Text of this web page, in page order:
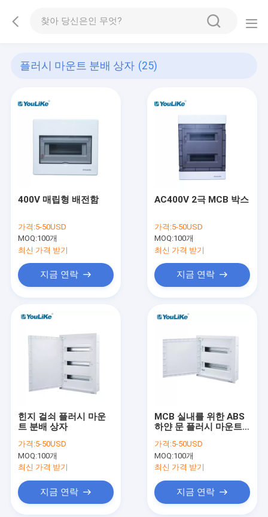
플러시 마운트 분배 상자 (25)
400V 매립형 배전함
가격:5-50USD
MOQ:100개
최신 가격 받기
지금 연락
AC400V 2극 MCB 박스
가격:5-50USD
MOQ:100개
최신 가격 받기
지금 연락
힌지 걸쇠 플러시 마운
트 분배 상자
가격:5-50USD
MOQ:100개
최신 가격 받기
지금 연락
MCB 실내를 위한 ABS
하얀 문 플러시 마운트
가격:5-50USD
MOQ:100개
최신 가격 받기
지금 연락